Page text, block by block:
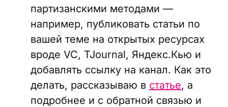
партизанскими методами —
например, публиковать статьи по
вашей теме на открытых ресурсах
вроде VC, TJournal, Яндекс.Кью и
добавлять ссылку на канал. Как это
делать, рассказываю в статье, а
подробнее и с обратной связью и